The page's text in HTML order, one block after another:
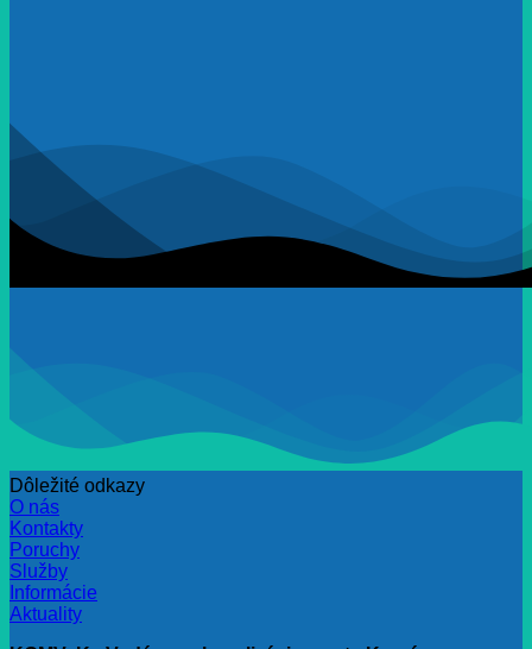
Dôležité odkazy
O nás
Kontakty
Poruchy
Služby
Informácie
Aktuality